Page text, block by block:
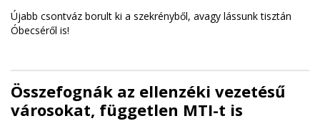
Újabb csontváz borult ki a szekrényből, avagy lássunk tisztán
Óbecséről is!
Összefognák az ellenzéki vezetésű
városokat, független MTI-t is